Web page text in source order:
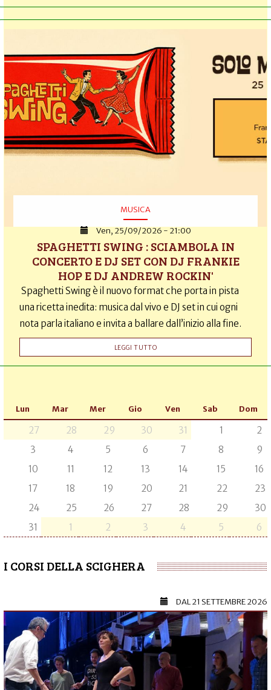
MUSICA
Ven, 25/09/2026 - 21:00
SPAGHETTI SWING : SCIAMBOLA IN
CONCERTO E DJ SET CON DJ FRANKIE
HOP E DJ ANDREW ROCKIN'
Spaghetti Swing è il nuovo format che porta in pista
una ricetta inedita: musica dal vivo e DJ set in cui ogni
nota parla italiano e invita a ballare dall’inizio alla fine.
LEGGI TUTTO
Lun Mar Mer Gio Ven Sab Dom
27 28 29 30 31 1
2
3
4 5 6 7 8
9
10
11 12 13 14 15
16
17
18 19 20 21 22
23
24
25 26 27 28 29
30
31
1 2 3 4 5 6
I CORSI DELLA SCIGHERA
DAL21 SETTEMBRE 2026